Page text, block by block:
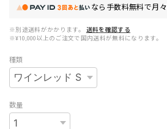
なら 手数料無料で月々
※別途送料がかかります。
送料を確認する
※¥10,000以上のご注文で国内送料が無料になります。
種類
数量